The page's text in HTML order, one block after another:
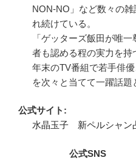
NON-NO」など数々の
れ続けている。
「ゲッターズ飯田が唯
者も認める程の実力を持
年末のTV番組で若手俳
を次々と当てて一躍話題
公式サイト:
水晶玉子 新ペルシャン
公式SNS